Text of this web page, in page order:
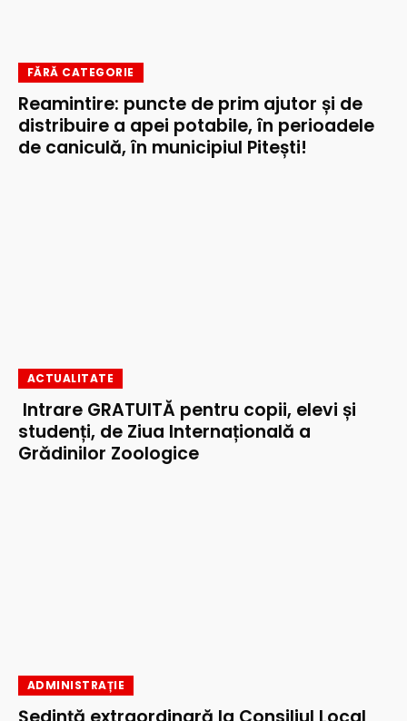
FĂRĂ CATEGORIE
Reamintire: puncte de prim ajutor și de
distribuire a apei potabile, în perioadele
de caniculă, în municipiul Pitești!
ACTUALITATE
Intrare GRATUITĂ pentru copii, elevi și
studenți, de Ziua Internațională a
Grădinilor Zoologice
ADMINISTRAȚIE